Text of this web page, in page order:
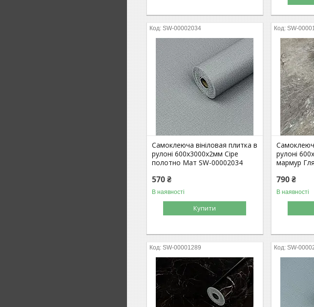
SW-00002034
Самоклеюча вініловая плитка в
рулоні 600х3000х2мм Сіре
полотно Мат SW-00002034
570 ₴
В наявності
Купити
SW-
рулоні
мармур
790 ₴
В наявності
SW-00001289 SW-